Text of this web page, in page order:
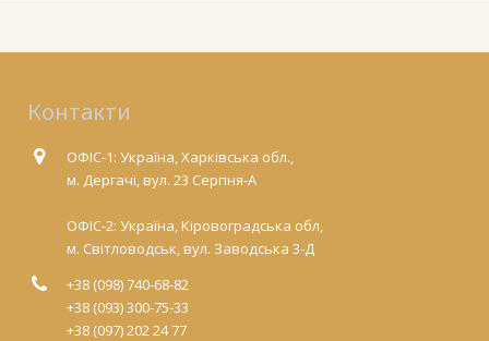
Контакти
ОФІС-1: Україна, Харківська обл.,
м. Дергачі, вул. 23 Серпня-А
ОФІС-2: Україна, Кіровоградська обл,
м. Світловодськ, вул. Заводська 3-Д
+38 (098) 740-68-82
+38 (093) 300-75-33
+38 (097) 202 24 77